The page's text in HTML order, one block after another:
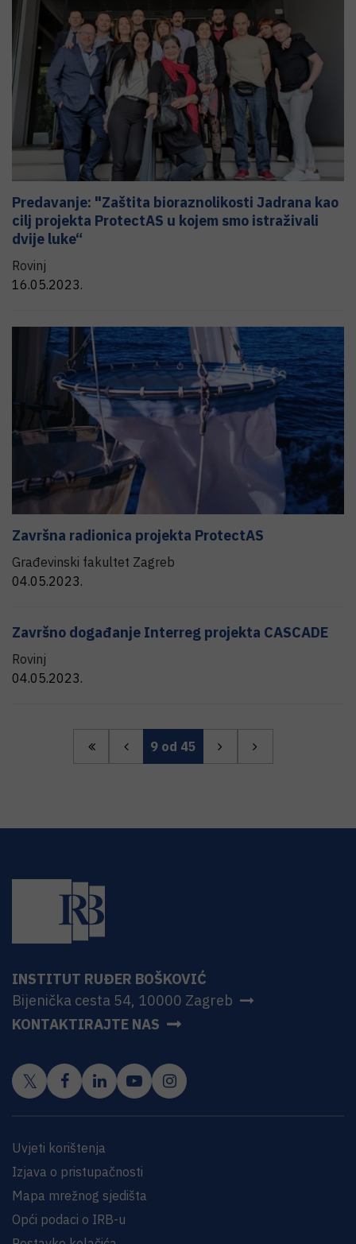
Predavanje: "Zaštita bioraznolikosti Jadrana kao
cilj projekta ProtectAS u kojem smo istraživali
dvije luke“
Rovinj
16.05.2023.
Završna radionica projekta ProtectAS
Građevinski fakultet Zagreb
04.05.2023.
Završno događanje Interreg projekta CASCADE
Rovinj
04.05.2023.
9 od 45
INSTITUT RUĐER BOŠKOVIĆ
Bijenička cesta 54, 10000 Zagreb
KONTAKTIRAJTE NAS
Uvjeti korištenja
Izjava o pristupačnosti
Mapa mrežnog sjedišta
Opći podaci o IRB-u